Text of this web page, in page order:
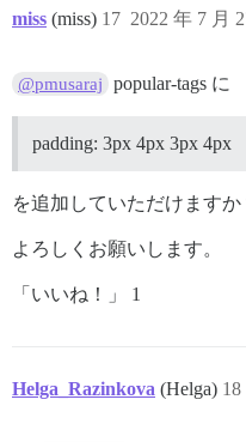
miss (miss) 2022 年 7 月
17
@pmusaraj popular-tags に
padding: 3px 4px 3px 4px
を追加していただけますか
よろしくお願いします。
「いいね！」 1
Helga_Razinkova (Helga) 18